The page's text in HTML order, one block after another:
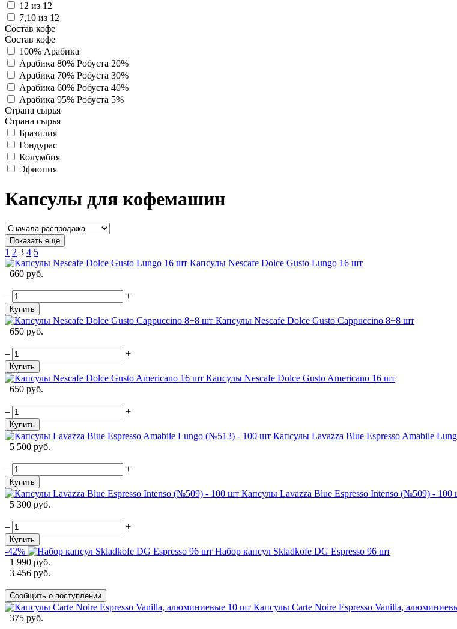
12 из 12
7,10 из 12
Состав кофе
Состав кофе
100% Арабика
Арабика 80% Робуста 20%
Арабика 70% Робуста 30%
Арабика 60% Робуста 40%
Арабика 95% Робуста 5%
Страна сырья
Страна сырья
Бразилия
Гондурас
Колумбия
Эфиопия
Капсулы для кофемашин
Показать еще
1 2 3 4 5
Капсулы Nescafe Dolce Gusto Lungo 16 шт
660 руб.
– +
Купить
Капсулы Nescafe Dolce Gusto Cappuccino 8+8 шт
650 руб.
– +
Купить
Капсулы Nescafe Dolce Gusto Americano 16 шт
650 руб.
– +
Купить
Капсулы Lavazza Blue Espresso Amabile
5 500 руб.
– +
Купить
Капсулы Lavazza Blue Espresso Intenso (№509) - 100
5 300 руб.
– +
Купить
-42%
Набор капсул Skladkofe DG Espresso 96 шт
1 990 руб.
3 456 руб.
Сообщить о поступлении
Капсулы Carte Noire Espresso Vanilla,
375 руб.